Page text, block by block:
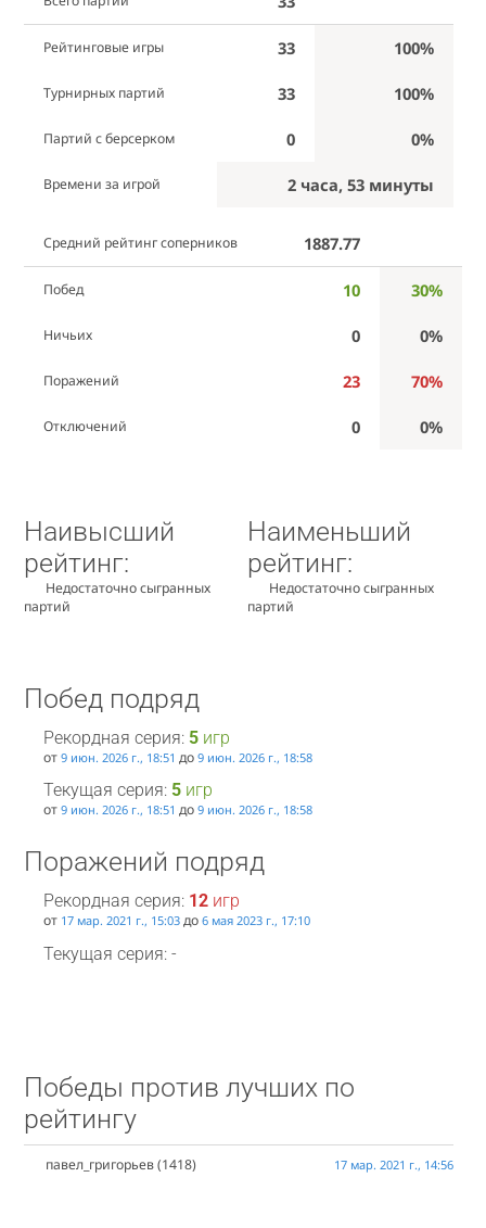
Рейтинговые игры 33 100%
Турнирных партий 33 100%
Партий с берсерком 0 0%
Времени за игрой 2 часа, 53 минуты
Средний рейтинг соперников 1887.77
Побед 10 30%
Ничьих 0 0%
Поражений 23 70%
Отключений 0 0%
Наивысший
рейтинг:
Недостаточно сыгранных
партий
Наименьший
рейтинг:
Недостаточно сыгранных
партий
Побед подряд
Рекордная серия: 5игр
от 9 июн. 2026 г., 18:51 до 9 июн. 2026 г., 18:58
Текущая серия: 5игр
от 9 июн. 2026 г., 18:51 до 9 июн. 2026 г., 18:58
Поражений подряд
Рекордная серия: 12игр
от 17 мар. 2021 г., 15:03до 6 мая 2023 г., 17:10
Текущая серия: -
Победы против лучших по
рейтингу
павел_григорьев(1418) 17 мар. 2021 г., 14:56